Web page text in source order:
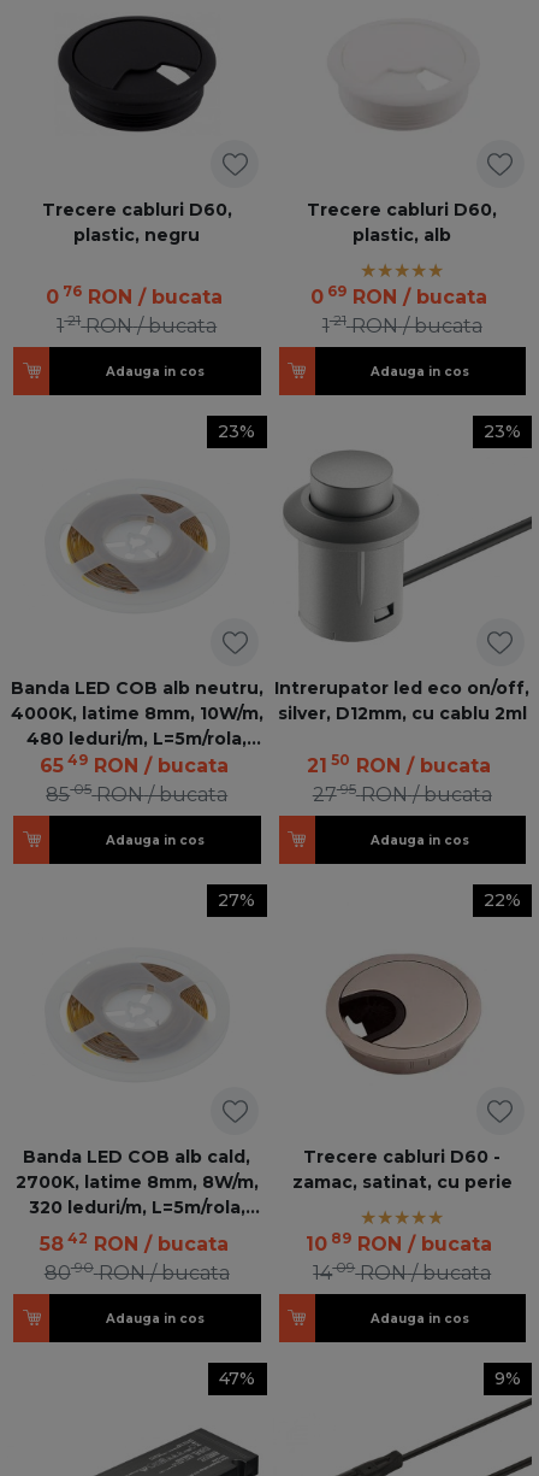
Trecere cabluri D60,
plastic, negru
076 RON / bucata
121 RON / bucata
Adauga in cos
Trecere cabluri D60,
plastic, alb
0 69 RON / bucata
121 RON / bucata
Adauga in cos
23%
Banda LED COB alb neutru,
4000K, latime 8mm, 10W/m,
480 leduri/m, L=5m/rola,
dimabila
65 49 RON / bucata
8505 RON / bucata
Adauga in cos
23%
Intrerupator led eco on/off,
silver, D12mm, cu cablu 2ml
21 50 RON / bucata
2795 RON / bucata
Adauga in cos
27%
Banda LED COB alb cald,
2700K, latime 8mm, 8W/m,
320 leduri/m, L=5m/rola,
dimabila
58 42 RON / bucata
8090 RON / bucata
Adauga in cos
22%
Trecere cabluri D60 -
zamac, satinat, cu perie
10 89 RON / bucata
1409 RON / bucata
Adauga in cos
47% 9%